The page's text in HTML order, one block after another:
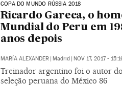
COPA DO MUNDO RÚSSIA 2018
Ricardo Gareca, o
Mundial do Peru em
anos depois
MARÍA ALEXANDER | Madrid | NOV 17, 2017 -
Treinador argentino foi o autor
seleção peruana do México 86